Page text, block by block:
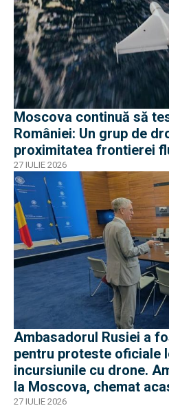
Moscova continuă să
României: Un grup de
proximitatea frontierei
27 IULIE 2026
Ambasadorul Rusiei a
pentru proteste oficiale
incursiunile cu drone.
la Moscova, chemat
27 IULIE 2026